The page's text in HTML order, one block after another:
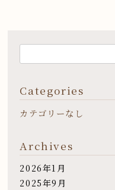
Categories
カテゴリーなし
Archives
2026年1月
2025年9月